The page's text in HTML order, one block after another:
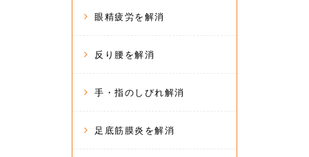
眼精疲労を解消
反り腰を解消
手・指のしびれ解消
足底筋膜炎を解消